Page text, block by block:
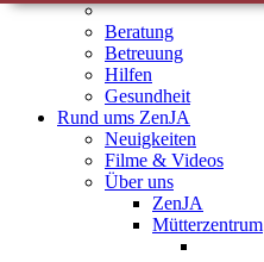
Beratung
Betreuung
Hilfen
Gesundheit
Rund ums ZenJA
Neuigkeiten
Filme & Videos
Über uns
ZenJA
Mütterzentrum